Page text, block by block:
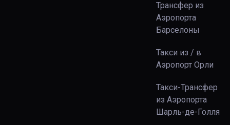
Трансфер из
Аэропорта
Барселоны
Такси из / в
Аэропорт Орли
Такси-Трансфер
из Аэропорта
Шарль-де-Голля